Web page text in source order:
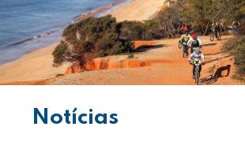
Notícias